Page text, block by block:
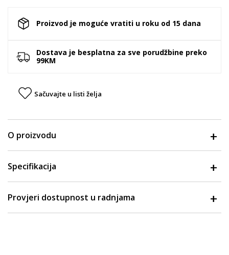
Proizvod je moguće vratiti u roku od 15 dana
Dostava je besplatna za sve porudžbine preko
99KM
Sačuvajte u listi želja
O proizvodu
Specifikacija
Provjeri dostupnost u radnjama